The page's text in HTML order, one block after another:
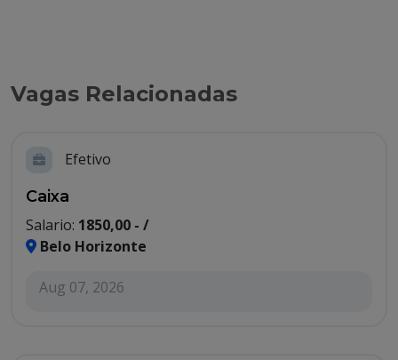
Vagas Relacionadas
Efetivo
Caixa
Salario: 1850,00 - /
Belo Horizonte
Aug 07, 2026